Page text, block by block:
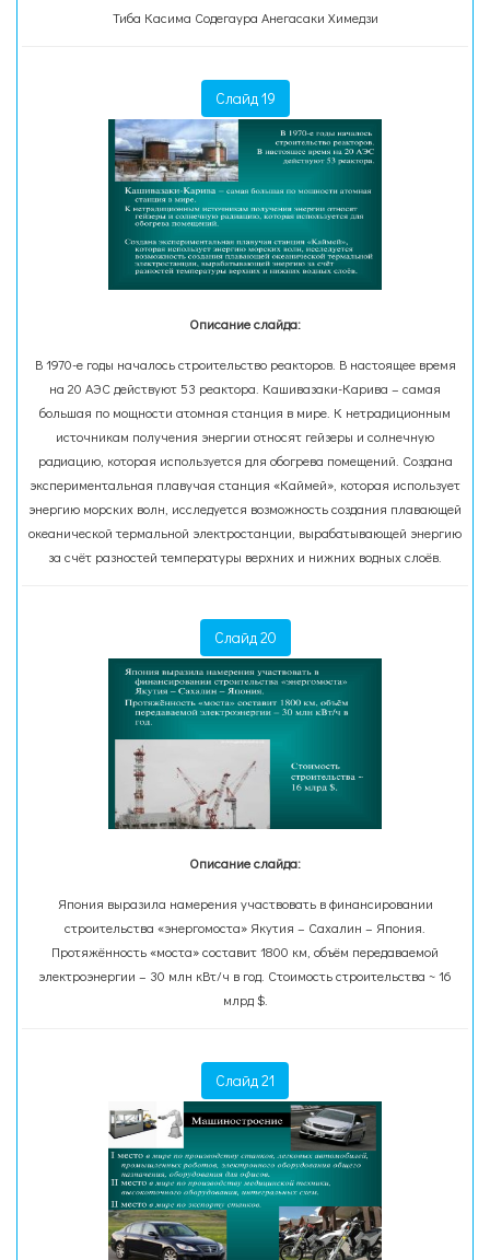
Тиба Касима Содегаура Анегасаки Химедзи
Слайд 19
Описание слайда:
В 1970-е годы началось строительство реакторов. В настоящее время
на 20 АЭС действуют 53 реактора. Кашивазаки-Карива – самая
большая по мощности атомная станция в мире. К нетрадиционным
источникам получения энергии относят гейзеры и солнечную
радиацию, которая используется для обогрева помещений. Создана
экспериментальная плавучая станция «Каймей», которая использует
энергию морских волн, исследуется возможность создания плавающей
океанической термальной электростанции, вырабатывающей энергию
за счёт разностей температуры верхних и нижних водных слоёв.
Слайд 20
Описание слайда:
Япония выразила намерения участвовать в финансировании
строительства «энергомоста» Якутия – Сахалин – Япония.
Протяжённость «моста» составит 1800 км, объём передаваемой
электроэнергии – 30 млн кВт/ч в год. Стоимость строительства ~ 16
млрд $.
Слайд 21